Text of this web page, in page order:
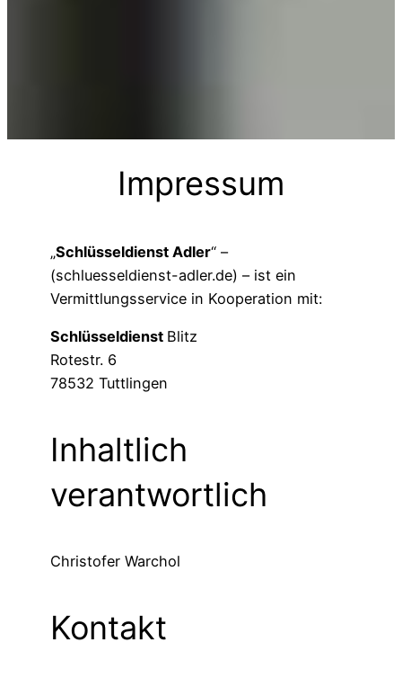
Impressum
„Schlüsseldienst Adler“ –
(schluesseldienst-adler.de) – ist ein
Vermittlungsservice in Kooperation mit:
Schlüsseldienst Blitz
Rotestr. 6
78532 Tuttlingen
Inhaltlich
verantwortlich
Christofer Warchol
Kontakt